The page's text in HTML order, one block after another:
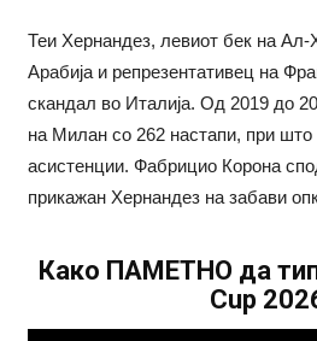
Теи Хернандез, левиот бек на
Арабија и репрезентативец на
скандал во Италија. Од 2019 до
на Милан со 262 настапи, при што
асистенции. Фабрицио Корона
прикажан Хернандез на забави
Како ПАМЕТНО да
Cup